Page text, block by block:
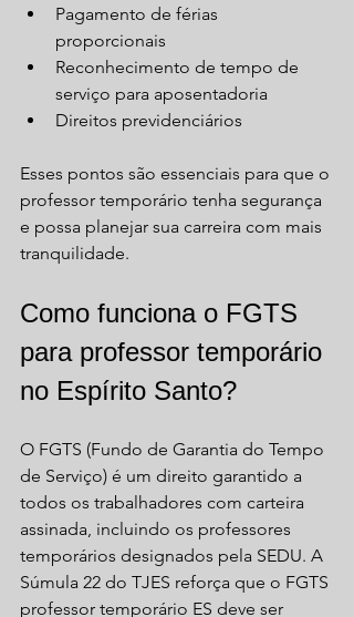
Pagamento de férias
proporcionais
Reconhecimento de tempo de
serviço para aposentadoria
Direitos previdenciários
Esses pontos são essenciais para que o
professor temporário tenha segurança
e possa planejar sua carreira com mais
tranquilidade.
Como funciona o FGTS
para professor temporário
no Espírito Santo?
O FGTS (Fundo de Garantia do Tempo
de Serviço) é um direito garantido a
todos os trabalhadores com carteira
assinada, incluindo os professores
temporários designados pela SEDU. A
Súmula 22 do TJES reforça que o FGTS
professor temporário ES deve ser